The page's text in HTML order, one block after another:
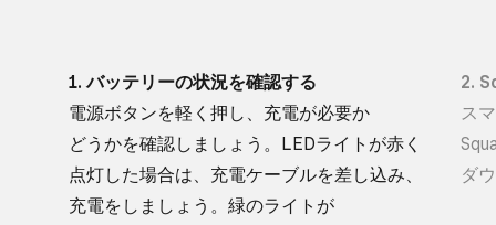
1. バッテリーの​状況を​確認する
電源ボタンを​軽く​押し、​充電が​必要か​
どうかを​確認しましょう。​LEDライトが​赤く​
点灯した​場合は、​充電ケーブルを​差し込み、​
充電を​しましょう。​緑の​ライトが​
2.
ス
ダ